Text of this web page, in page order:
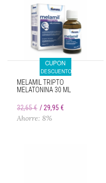
CUPON
DESCUENTO
MELAMIL TRIPTO
MELATONINA 30 ML
32,65 € 29,95 €
Ahorre: 8%